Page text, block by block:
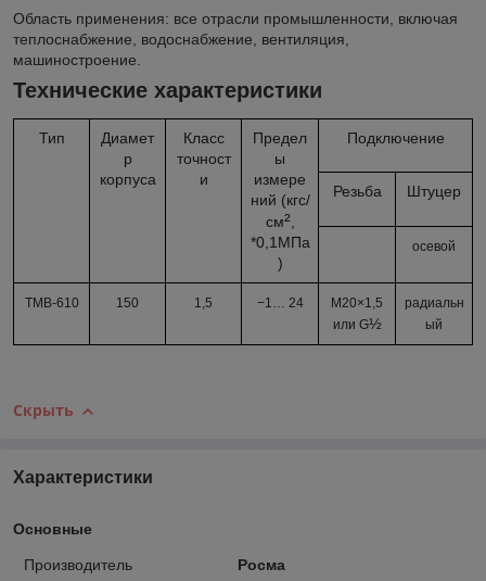
Область применения: все отрасли промышленности, включая
теплоснабжение, водоснабжение, вентиляция,
машиностроение.
Технические характеристики
Тип
Диамет
р
корпуса
Класс
точност
и
Предел
ы
измере
ний (кгс/
см²,
*0,1МПа
)
Подключение
Резьба Штуцер
осевой
ТМВ-610 150 1,5 −1… 24
М20×1,5
или G½
радиальн
ый
Скрыть
Характеристики
Основные
Производитель
Росма